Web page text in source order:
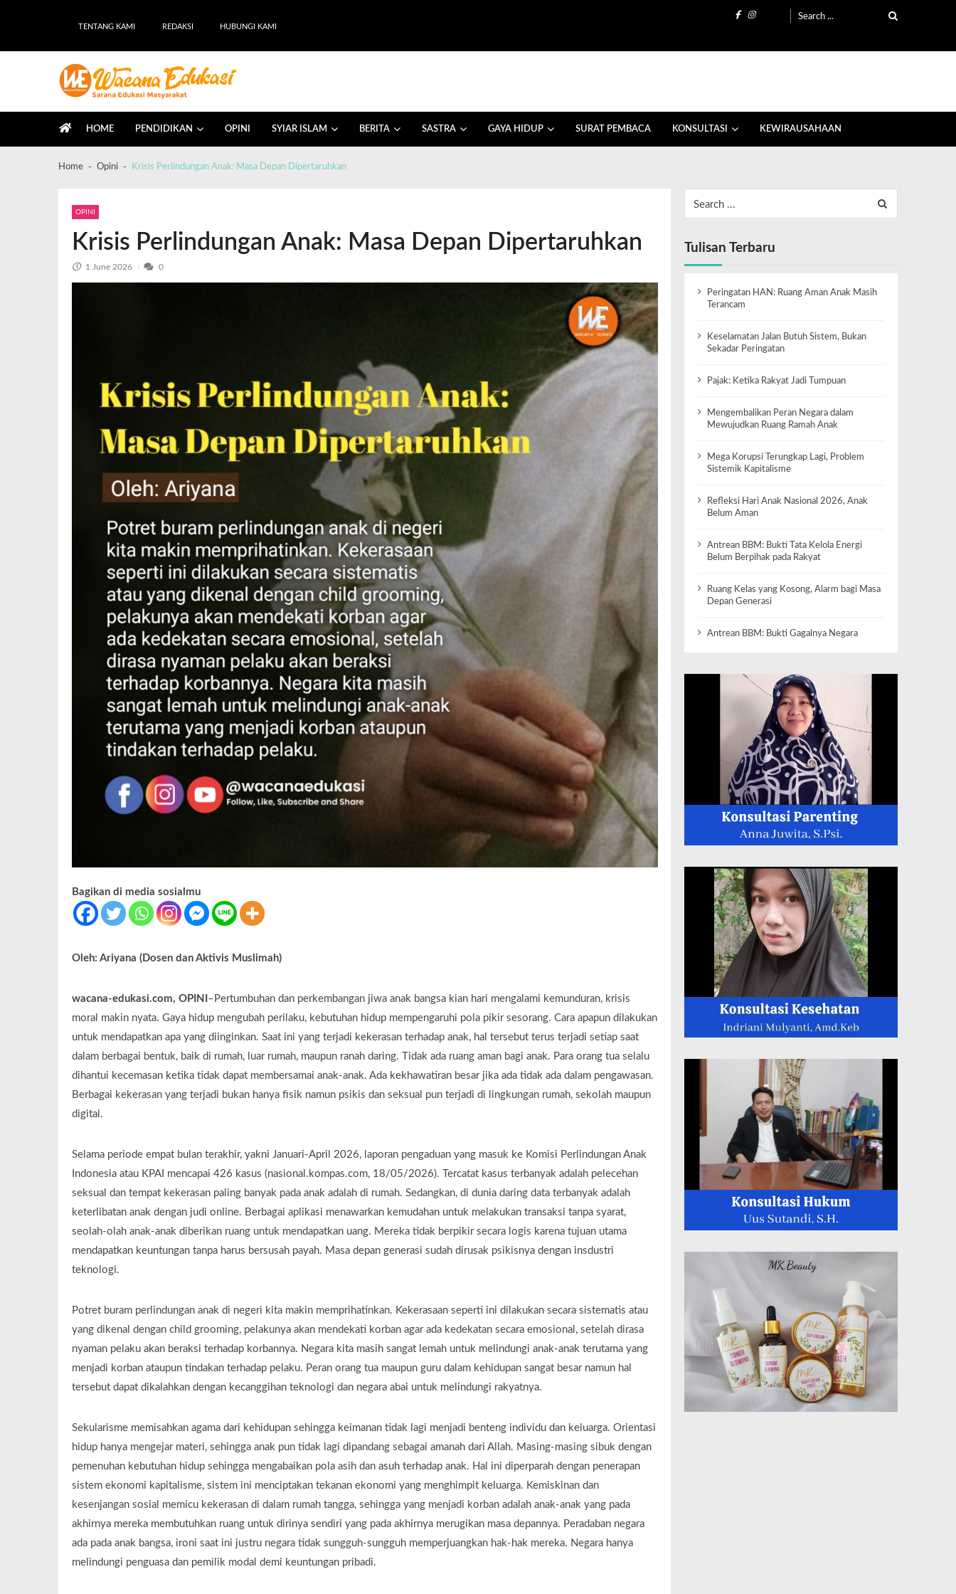
TENTANG KAMI REDAKSI HUBUNGI KAMI
HOME PENDIDIKAN OPINI SYIAR ISLAM BERITA SASTRA GAYA HIDUP SURAT PEMBACA KONSULTASI KEWIRAUSAHAAN
Home Opini Krisis Perlindungan Anak: Masa Depan Dipertaruhkan
OPINI
Krisis Perlindungan Anak: Masa Depan Dipertaruhkan
1 June 2026 0
Bagikan di media sosialmu
Oleh: Ariyana (Dosen dan Aktivis Muslimah)
wacana-edukasi.com, OPINI –Pertumbuhan dan perkembangan jiwa anak bangsa kian hari mengalami kemunduran, krisis
moral makin nyata. Gaya hidup mengubah perilaku, kebutuhan hidup mempengaruhi pola pikir sesorang. Cara apapun dilakukan
untuk mendapatkan apa yang diinginkan. Saat ini yang terjadi kekerasan terhadap anak, hal tersebut terus terjadi setiap saat
dalam berbagai bentuk, baik di rumah, luar rumah, maupun ranah daring. Tidak ada ruang aman bagi anak. Para orang tua selalu
dihantui kecemasan ketika tidak dapat membersamai anak-anak. Ada kekhawatiran besar jika ada tidak ada dalam pengawasan.
Berbagai kekerasan yang terjadi bukan hanya fisik namun psikis dan seksual pun terjadi di lingkungan rumah, sekolah maupun
digital.
Selama periode empat bulan terakhir, yakni Januari-April 2026, laporan pengaduan yang masuk ke Komisi Perlindungan Anak
Indonesia atau KPAI mencapai 426 kasus (nasional.kompas.com, 18/05/2026). Tercatat kasus terbanyak adalah pelecehan
seksual dan tempat kekerasan paling banyak pada anak adalah di rumah. Sedangkan, di dunia daring data terbanyak adalah
keterlibatan anak dengan judi online. Berbagai aplikasi menawarkan kemudahan untuk melakukan transaksi tanpa syarat,
seolah-olah anak-anak diberikan ruang untuk mendapatkan uang. Mereka tidak berpikir secara logis karena tujuan utama
mendapatkan keuntungan tanpa harus bersusah payah. Masa depan generasi sudah dirusak psikisnya dengan insdustri
teknologi.
Potret buram perlindungan anak di negeri kita makin memprihatinkan. Kekerasaan seperti ini dilakukan secara sistematis atau
yang dikenal dengan child grooming, pelakunya akan mendekati korban agar ada kedekatan secara emosional, setelah dirasa
nyaman pelaku akan beraksi terhadap korbannya. Negara kita masih sangat lemah untuk melindungi anak-anak terutama yang
menjadi korban ataupun tindakan terhadap pelaku. Peran orang tua maupun guru dalam kehidupan sangat besar namun hal
tersebut dapat dikalahkan dengan kecanggihan teknologi dan negara abai untuk melindungi rakyatnya.
Sekularisme memisahkan agama dari kehidupan sehingga keimanan tidak lagi menjadi benteng individu dan keluarga. Orientasi
hidup hanya mengejar materi, sehingga anak pun tidak lagi dipandang sebagai amanah dari Allah. Masing-masing sibuk dengan
pemenuhan kebutuhan hidup sehingga mengabaikan pola asih dan asuh terhadap anak. Hal ini diperparah dengan penerapan
sistem ekonomi kapitalisme, sistem ini menciptakan tekanan ekonomi yang menghimpit keluarga. Kemiskinan dan
kesenjangan sosial memicu kekerasan di dalam rumah tangga, sehingga yang menjadi korban adalah anak-anak yang pada
akhirnya mereka membutuhkan ruang untuk dirinya sendiri yang pada akhirnya merugikan masa depannya. Peradaban negara
ada pada anak bangsa, ironi saat ini justru negara tidak sungguh-sungguh memperjuangkan hak-hak mereka. Negara hanya
melindungi penguasa dan pemilik modal demi keuntungan pribadi.
Tulisan Terbaru
Peringatan HAN: Ruang Aman Anak Masih
Terancam
Keselamatan Jalan Butuh Sistem, Bukan
Sekadar Peringatan
Pajak: Ketika Rakyat Jadi Tumpuan
Mengembalikan Peran Negara dalam
Mewujudkan Ruang Ramah Anak
Mega Korupsi Terungkap Lagi, Problem
Sistemik Kapitalisme
Refleksi Hari Anak Nasional 2026, Anak
Belum Aman
Antrean BBM: Bukti Tata Kelola Energi
Belum Berpihak pada Rakyat
Ruang Kelas yang Kosong, Alarm bagi Masa
Depan Generasi
Antrean BBM: Bukti Gagalnya Negara